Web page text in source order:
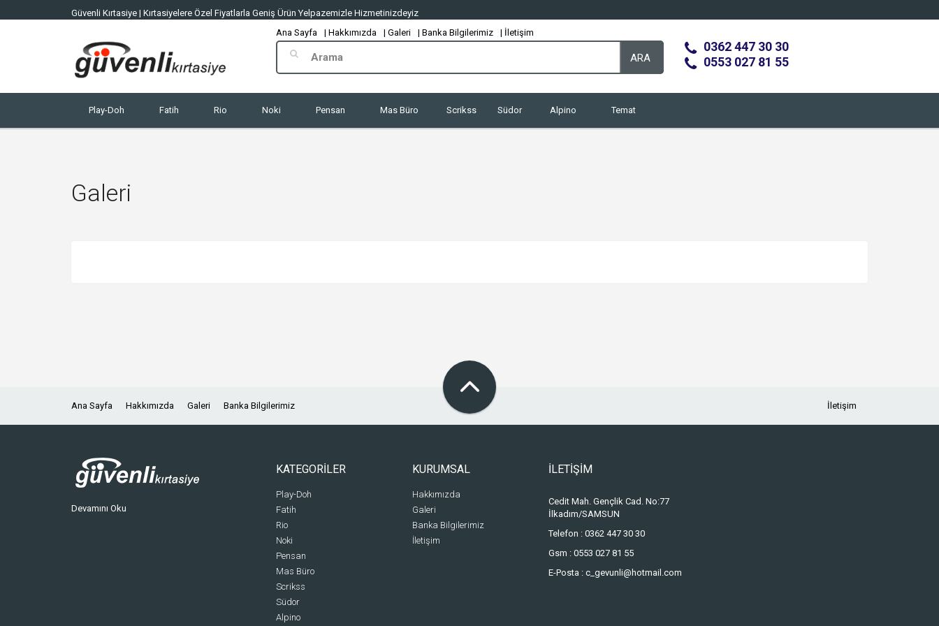
Güvenli Kırtasiye | Kırtasiyelere Özel Fiyatlarla Geniş Ürün Yelpazemizle Hizmetinizdeyiz
Ana Sayfa
| Hakkımızda | Galeri | Banka Bilgilerimiz | İletişim
ARA
0362 447 30 30
0553 027 81 55
Play-Doh Fatih Rio Noki Pensan Mas Büro Scrikss Südor Alpino Temat
Galeri
Ana Sayfa Hakkımızda Galeri Banka Bilgilerimiz İletişim
Devamını Oku
KATEGORİLER
Play-Doh
Fatih
Rio
Noki
Pensan
Mas Büro
Scrikss
Südor
Alpino
KURUMSAL
Hakkımızda
Galeri
Banka Bilgilerimiz
İletişim
İLETİŞİM
Cedit Mah. Gençlik Cad. No:77
İlkadım/SAMSUN
Telefon : 0362 447 30 30
Gsm : 0553 027 81 55
E-Posta : c_gevunli@hotmail.com